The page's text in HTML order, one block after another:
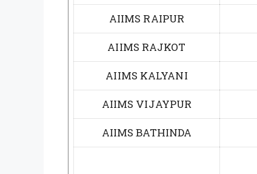
AIIMS RAIPUR
AIIMS RAJKOT
AIIMS KALYANI
AIIMS VIJAYPUR
AIIMS BATHINDA